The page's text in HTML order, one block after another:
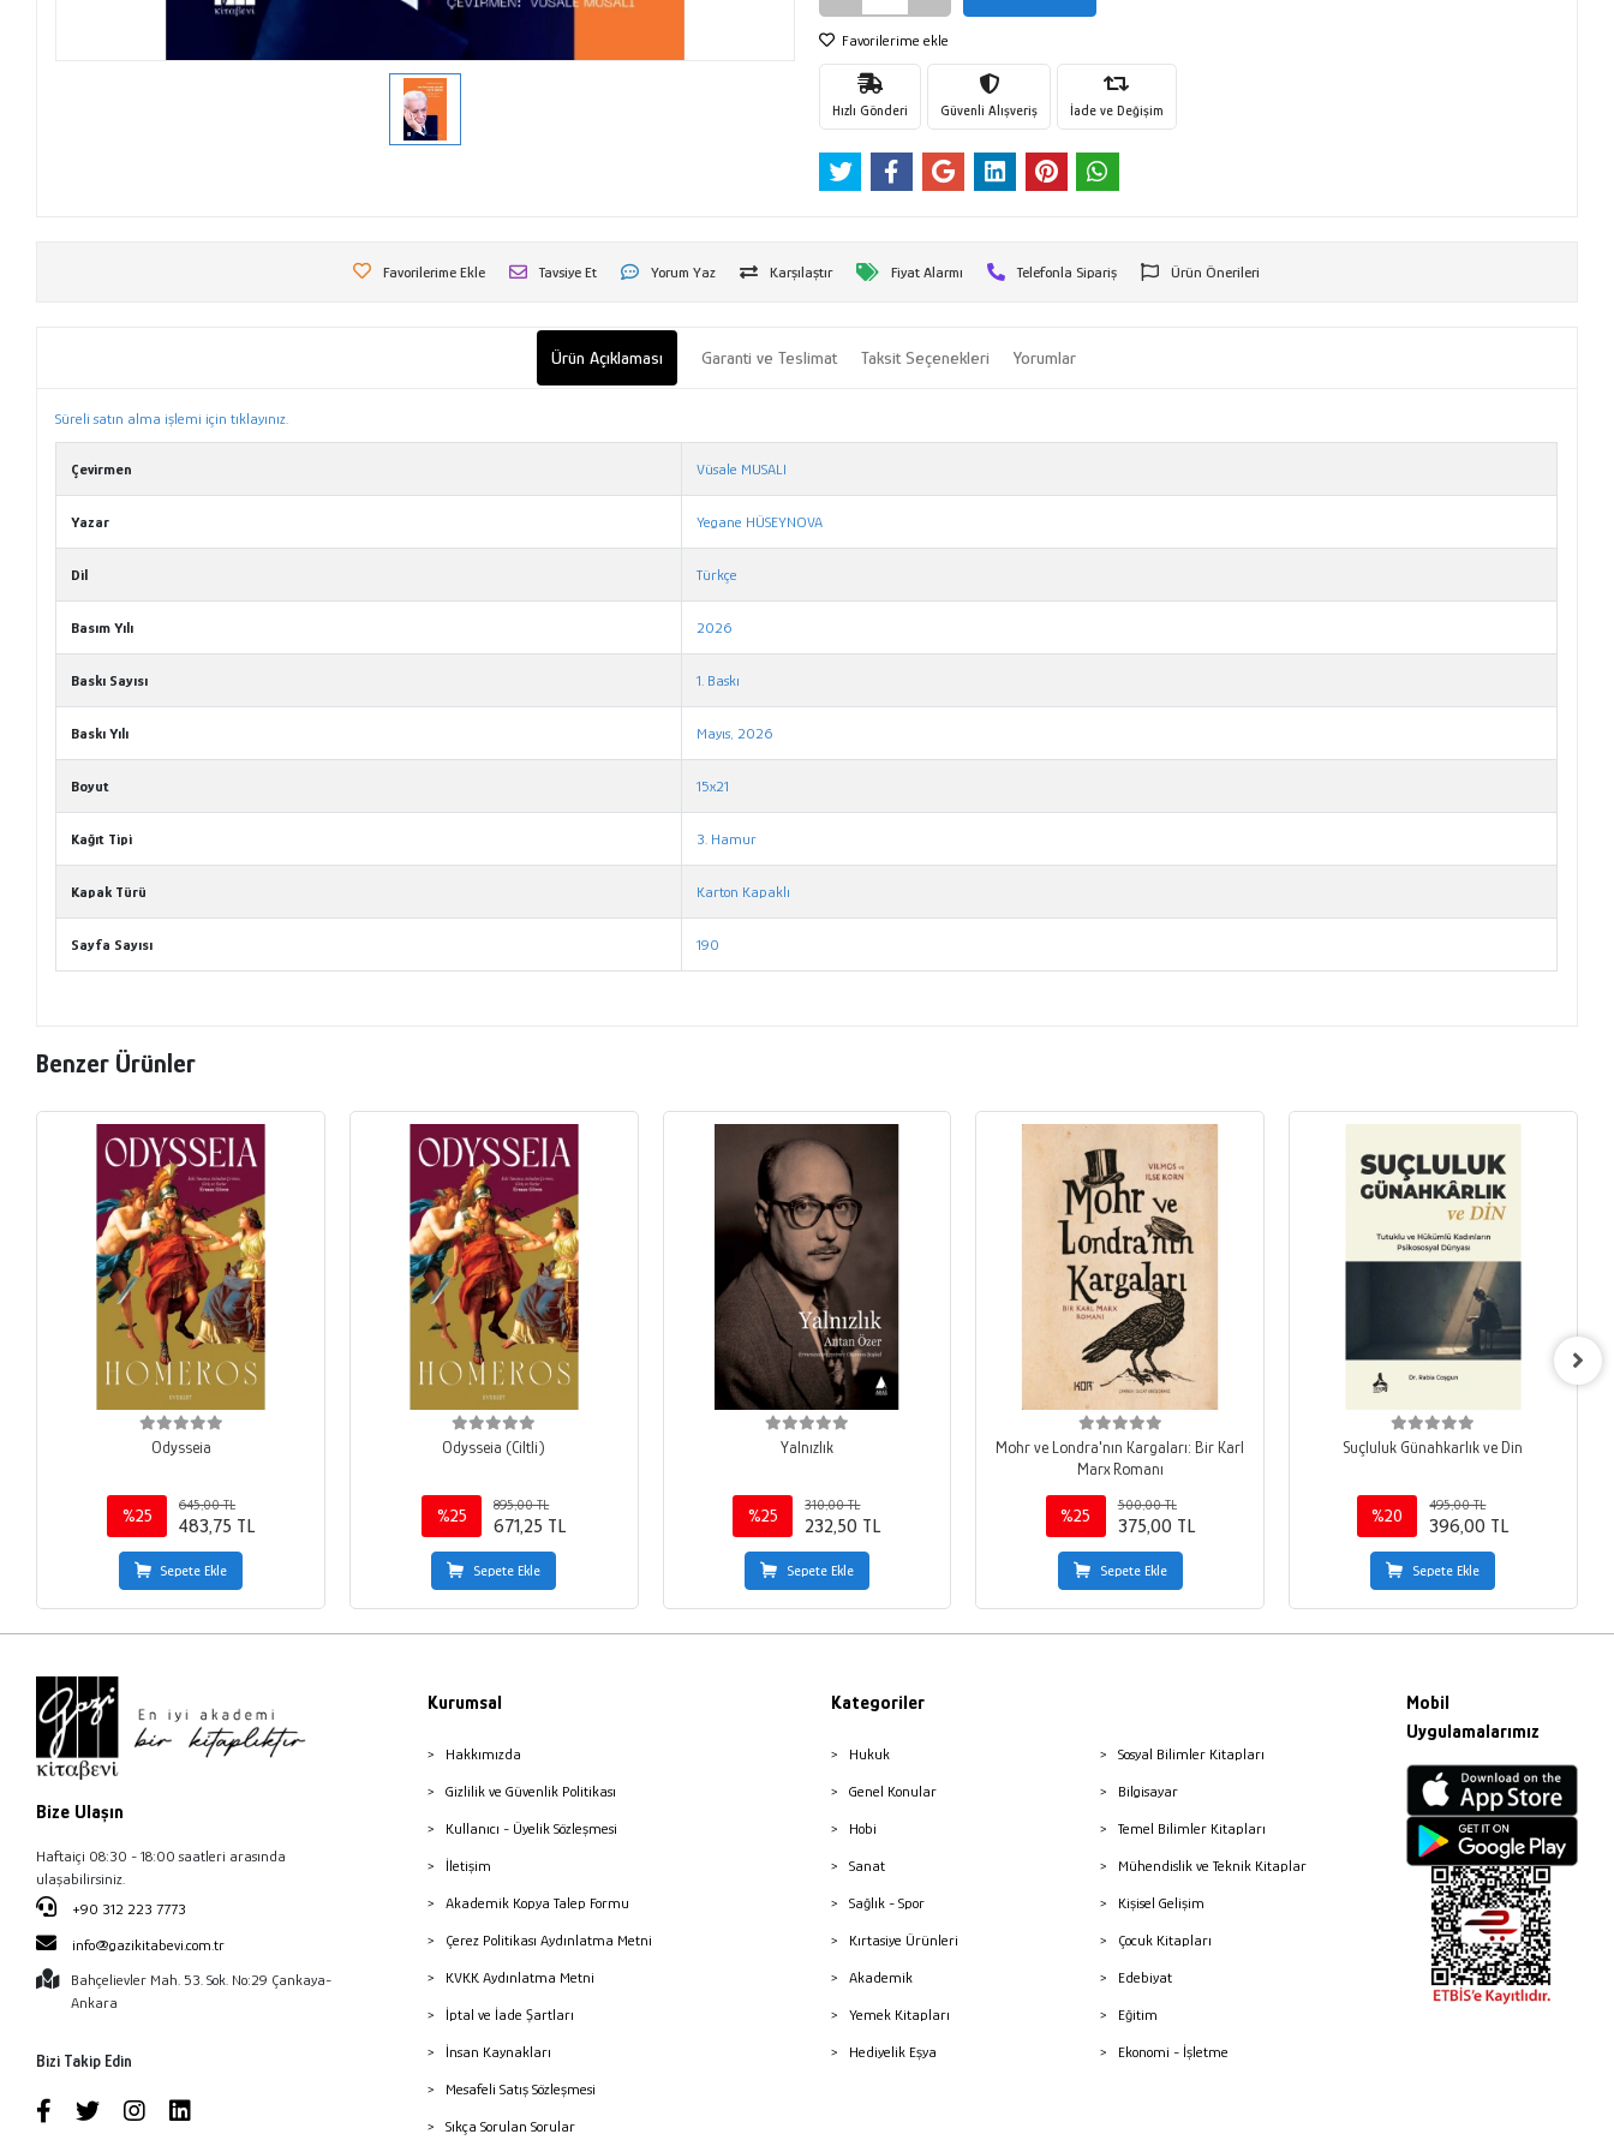
Favorilerime ekle
Hızlı Gönderi Güvenli Alışveriş İade ve Değişim
Favorilerime Ekle Tavsiye Et Yorum Yaz Karşılaştır Fiyat Alarmı Telefonla Sipariş Ürün Önerileri
Ürün Açıklaması Garanti ve Teslimat Taksit Seçenekleri Yorumlar
Süreli satın alma işlemi için tıklayınız.
Çevirmen Vüsale MUSALI
Yazar Yegane HÜSEYNOVA
Dil Türkçe
Basım Yılı 2026
Baskı Sayısı 1. Baskı
Baskı Yılı Mayıs, 2026
Boyut 15x21
Kağıt Tipi 3. Hamur
Kapak Türü Karton Kapaklı
Sayfa Sayısı 190
Benzer Ürünler
Odysseia
%25
645,00 TL
483,75 TL
Sepete Ekle
Odysseia (Ciltli)
%25
895,00 TL
671,25 TL
Sepete Ekle
Yalnızlık
%25
310,00 TL
232,50 TL
Sepete Ekle
Mohr ve Londra'nın Kargaları: Bir Karl
Marx Romanı
%25
500,00 TL
375,00 TL
Sepete Ekle
Suçluluk Günahkarlık ve Din
%20
495,00 TL
396,00 TL
Sepete Ekle
Bize Ulaşın
Haftaiçi 08:30 - 18:00 saatleri arasında
ulaşabilirsiniz.
+90 312 223 7773
info@gazikitabevi.com.tr
Bahçelievler Mah. 53. Sok. No:29 Çankaya-
Ankara
Bizi Takip Edin
Kurumsal
Hakkımızda
Gizlilik ve Güvenlik Politikası
Kullanıcı - Üyelik Sözleşmesi
İletişim
Akademik Kopya Talep Formu
Çerez Politikası Aydınlatma Metni
KVKK Aydınlatma Metni
İptal ve İade Şartları
İnsan Kaynakları
Mesafeli Satış Sözleşmesi
Sıkça Sorulan Sorular
Kategoriler
Hukuk
Genel Konular
Hobi
Sanat
Sağlık - Spor
Kırtasiye Ürünleri
Akademik
Yemek Kitapları
Hediyelik Eşya
Sosyal Bilimler Kitapları
Bilgisayar
Temel Bilimler Kitapları
Mühendislik ve Teknik Kitaplar
Kişisel Gelişim
Çocuk Kitapları
Edebiyat
Eğitim
Ekonomi - İşletme
Mobil
Uygulamalarımız